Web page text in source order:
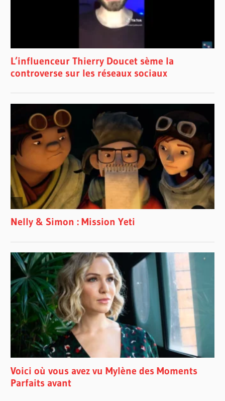
MENOTTI
GIOVANNI
BATTISTA
SABOURIN
JAMAL
TITI
JUSTINE
LEDOUX
MIKELIS
ROGERS
CLASSIQUE
SALLE
PIERRE
MERCURE
SIMON
RIVARD